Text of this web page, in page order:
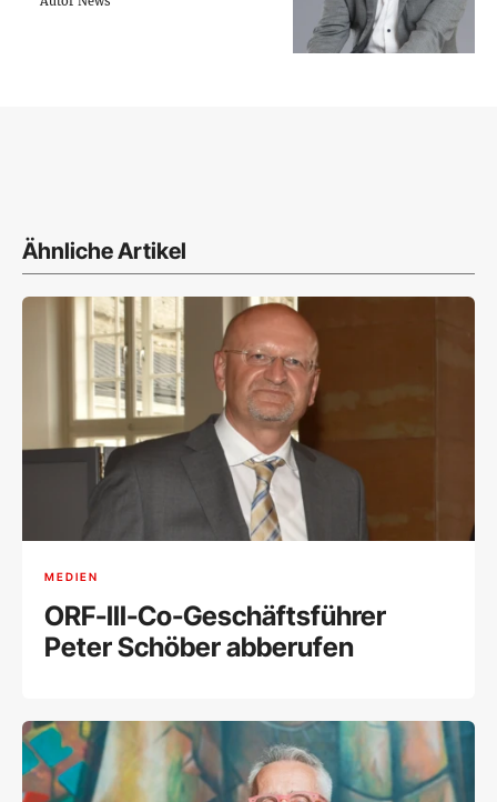
Ähnliche Artikel
MEDIEN
ORF-III-Co-Geschäftsführer
Peter Schöber abberufen